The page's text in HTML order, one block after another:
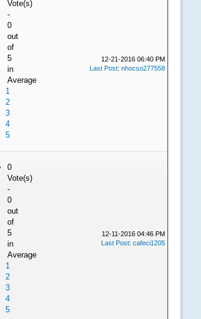
Vote(s)
-
0
out
of
5
in
Average
1
2
3
4
5
12-21-2016 06:40 PM
Last Post: nhocso277558
0
Vote(s)
-
0
out
of
5
in
Average
1
2
3
4
5
12-11-2016 04:46 PM
Last Post: cafeci1205